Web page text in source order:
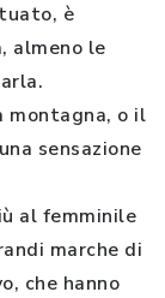
è
almeno le
montagna, o il
sensazione
al femminile
marche di
che hanno